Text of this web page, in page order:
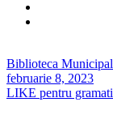
Biblioteca
februarie 8, 2023
LIKE pentru